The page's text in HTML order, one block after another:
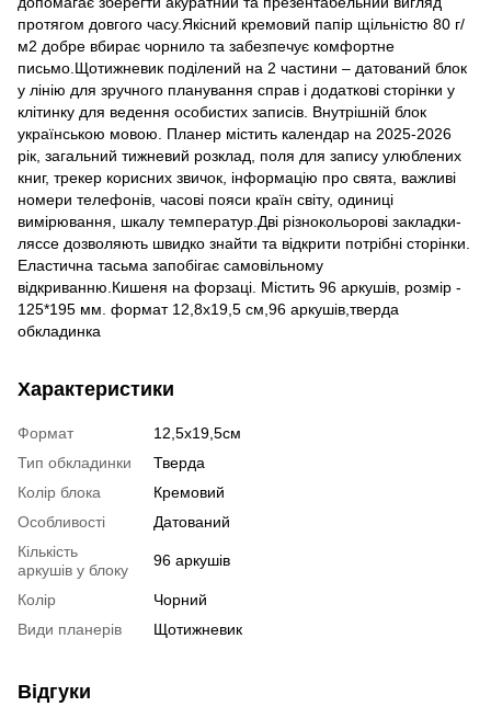
протягом довгого часу.Якісний кремовий папір щільністю 80 г/
м2 добре вбирає чорнило та забезпечує комфортне
письмо.Щотижневик поділений на 2 частини – датований блок
у лінію для зручного планування справ і додаткові сторінки у
клітинку для ведення особистих записів. Внутрішній блок
українською мовою. Планер містить календар на 2025-2026
рік, загальний тижневий розклад, поля для запису улюблених
книг, трекер корисних звичок, інформацію про свята, важливі
номери телефонів, часові пояси країн світу, одиниці
вимірювання, шкалу температур.Дві різнокольорові закладки-
ляссе дозволяють швидко знайти та відкрити потрібні сторінки.
Еластична тасьма запобігає самовільному
відкриванню.Кишеня на форзаці. Містить 96 аркушів, розмір -
125*195 мм. формат 12,8х19,5 см,96 аркушів,тверда
обкладинка
Характеристики
Формат
12,5х19,5см
Тип обкладинки
Тверда
Колір блока
Кремовий
Особливості
Датований
Кількість
аркушів у блоку
96 аркушів
Колір
Чорний
Види планерів
Щотижневик
Відгуки